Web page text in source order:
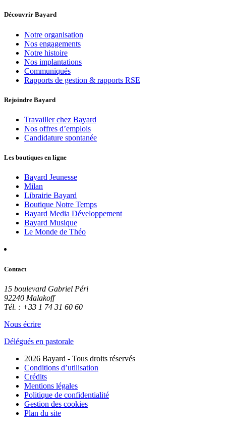
Découvrir Bayard
Notre organisation
Nos engagements
Notre histoire
Nos implantations
Communiqués
Rapports de gestion & rapports RSE
Rejoindre Bayard
Travailler chez Bayard
Nos offres d’emplois
Candidature spontanée
Les boutiques en ligne
Bayard Jeunesse
Milan
Librairie Bayard
Boutique Notre Temps
Bayard Media Développement
Bayard Musique
Le Monde de Théo
Contact
15 boulevard Gabriel Péri
92240 Malakoff
Tél. : +33 1 74 31 60 60
Nous écrire
Délégués en pastorale
2026 Bayard - Tous droits réservés
Conditions d’utilisation
Crédits
Mentions légales
Politique de confidentialité
Gestion des cookies
Plan du site